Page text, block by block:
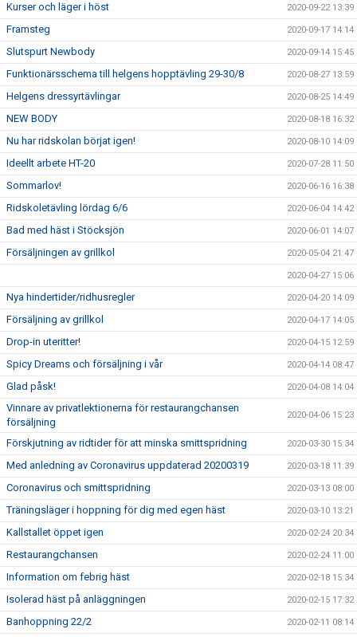
Kurser och läger i höst 2020-09-22 13:39
Framsteg 2020-09-17 14:14
Slutspurt Newbody 2020-09-14 15:45
Funktionärsschema till helgens hopptävling 29-30/8 2020-08-27 13:59
Helgens dressyrtävlingar 2020-08-25 14:49
NEW BODY 2020-08-18 16:32
Nu har ridskolan börjat igen! 2020-08-10 14:09
Ideellt arbete HT-20 2020-07-28 11:50
Sommarlov! 2020-06-16 16:38
Ridskoletävling lördag 6/6 2020-06-04 14:42
Bad med häst i Stöcksjön 2020-06-01 14:07
Försäljningen av grillkol 2020-05-04 21:47
2020-04-27 15:06
Nya hindertider/ridhusregler 2020-04-20 14:09
Försäljning av grillkol 2020-04-17 14:05
Drop-in uteritter! 2020-04-15 12:59
Spicy Dreams och försäljning i vår 2020-04-14 08:47
Glad påsk! 2020-04-08 14:04
Vinnare av privatlektionerna för restaurangchansen
försäljning
2020-04-06 15:23
Förskjutning av ridtider för att minska smittspridning 2020-03-30 15:34
Med anledning av Coronavirus uppdaterad 20200319 2020-03-18 11:39
Coronavirus och smittspridning 2020-03-13 08:00
Träningsläger i hoppning för dig med egen häst 2020-03-10 13:21
Kallstallet öppet igen 2020-02-24 20:34
Restaurangchansen 2020-02-24 11:00
Information om febrig häst 2020-02-18 15:34
Isolerad häst på anläggningen 2020-02-15 17:32
Banhoppning 22/2 2020-02-11 08:14